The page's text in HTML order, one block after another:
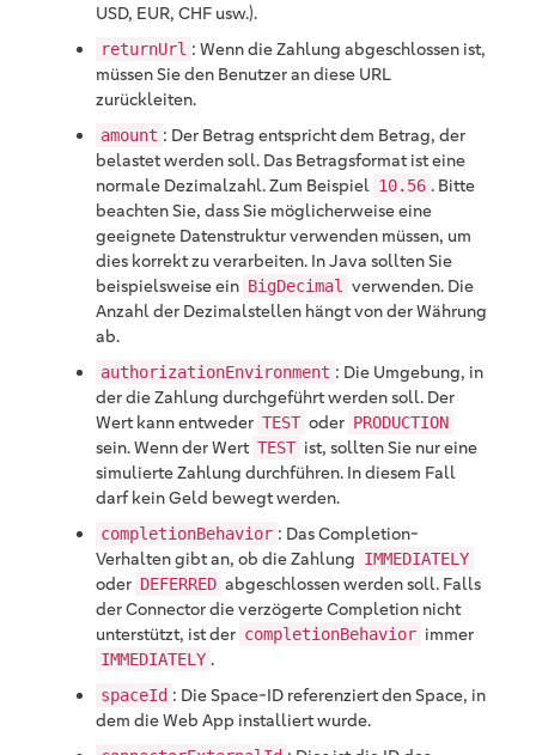
USD, EUR, CHF usw.).
returnUrl : Wenn die Zahlung abgeschlossen ist,
müssen Sie den Benutzer an diese URL
zurückleiten.
amount : Der Betrag entspricht dem Betrag, der
belastet werden soll. Das Betragsformat ist eine
normale Dezimalzahl. Zum Beispiel 10.56 . Bitte
beachten Sie, dass Sie möglicherweise eine
geeignete Datenstruktur verwenden müssen, um
dies korrekt zu verarbeiten. In Java sollten Sie
beispielsweise ein BigDecimal
verwenden. Die
Anzahl der Dezimalstellen hängt von der Währung
ab.
authorizationEnvironment : Die Umgebung, in
der die Zahlung durchgeführt werden soll. Der
Wert kann entweder TEST oder PRODUCTION
sein. Wenn der Wert TEST ist, sollten Sie nur eine
simulierte Zahlung durchführen. In diesem Fall
darf kein Geld bewegt werden.
completionBehavior : Das Completion-
Verhalten gibt an, ob die Zahlung IMMEDIATELY
oder DEFERRED abgeschlossen werden soll. Falls
der Connector die verzögerte Completion nicht
unterstützt, ist der completionBehavior immer
IMMEDIATELY .
spaceId : Die Space-ID referenziert den Space, in
dem die Web App installiert wurde.